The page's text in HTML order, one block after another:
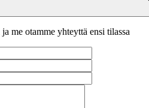
me otamme yhteyttä ensi tilassa